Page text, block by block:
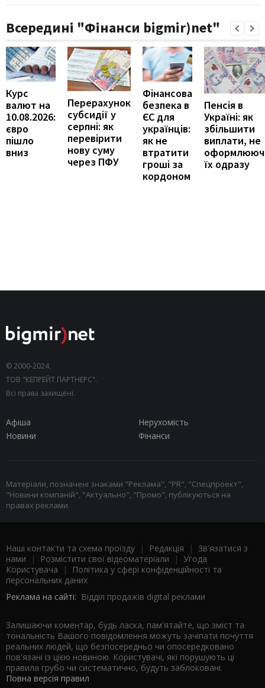
Всередині "Фінанси bigmir)net"
Курс
валют на
10.08.2026:
євро
пішло
вниз
Перерахунок
субсидії у
серпні: як
перевірити
нову суму
через ПФУ
Фінансова
безпека в
ЄС для
українців:
як не
втратити
гроші за
кордоном
Пенсія в
Україні: як
збільшити
виплати, не
їх одразу
© 2000-2024,
ТОВ "КЕПРЕЙТ ПАРТНЕРС".
Всі права захищені.
Афіша
Нерухомість
Новини
Фінанси
Матеріали, позначені знаками "Реклама", "PR", "Спецпроект",
"Новини компаній", "Актуально", "Промо", публікуються на
правах реклами.
Наші контакти та схема проїзду | Редакція | Зв'язатися з
нами | Розмістити свої відеоматеріали | Угода
Користувача |
Політика у сфері конфіденційності та
персональних даних
Реклама на сайті: Відділ продажів digital реклами
Залишаючи коментар, будь ласка, пам'ятайте, що зміст та
тональність Вашого повідомлення можуть зачіпати почуття
реальних людей, що безпосередньо чи опосередковано
пов'язані із цією новиною. Користувачі, які порушують ці
правила грубо чи систематично, будуть заблоковані.
Повна версія правил